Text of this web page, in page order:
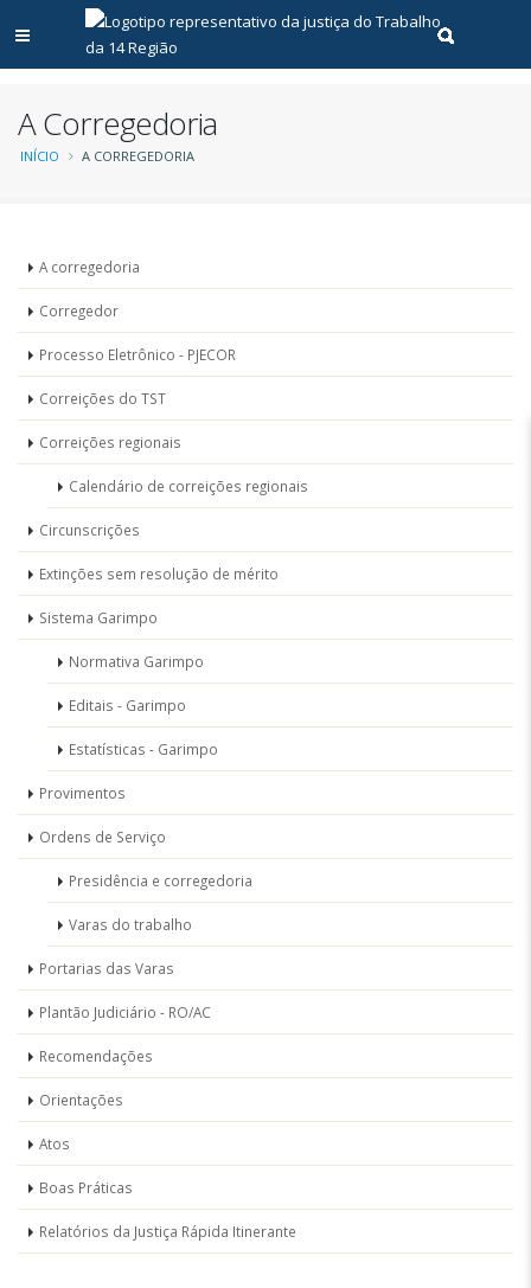
Abrir menu principal
Realizar
A Corregedoria
Trilha
navegação
INÍCIO A CORREGEDORIA
Unidades
Corregedoria
A corregedoria
Corregedor
Processo Eletrônico - PJECOR
Correições do TST
Correições regionais
Calendário de correições regionais
Circunscrições
Extinções sem resolução de mérito
Sistema Garimpo
Normativa Garimpo
Editais - Garimpo
Estatísticas - Garimpo
Provimentos
Ordens de Serviço
Presidência e corregedoria
Varas do trabalho
Portarias das Varas
Plantão Judiciário - RO/AC
Recomendações
Orientações
Atos
Boas Práticas
Relatórios da Justiça Rápida Itinerante